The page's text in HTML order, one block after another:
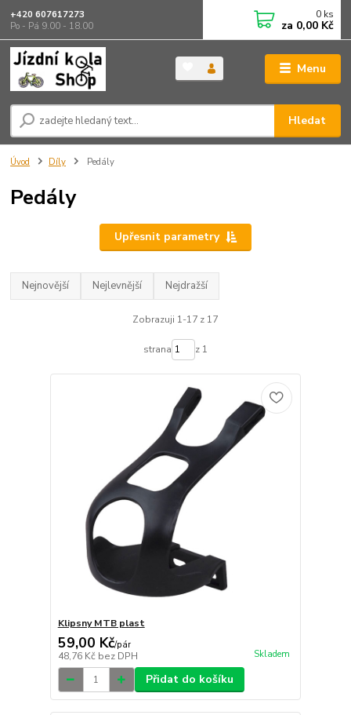
Menu
Hledat
+420 607617273
Po - Pá 9.00 - 18.00
0 ks
za 0,00 Kč
Úvod Díly Pedály
Pedály
Upřesnit parametry
Nejnovější Nejlevnější Nejdražší
Zobrazuji 1-17 z 17
strana z 1
Klipsny MTB plast
59,00 Kč/pár
48,76 Kč bez DPH Skladem
Přidat do košíku